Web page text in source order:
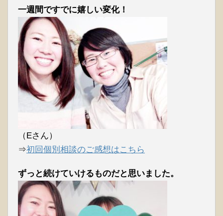
一週間ですでに嬉しい変化！
（Eさん）
⇒初回個別相談のご感想はこちら
ずっと続けていけるものだと思いました。